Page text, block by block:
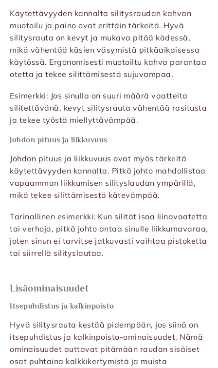
Käytettävyyden kannalta silitysraudan kahvan
muotoilu ja paino ovat erittäin tärkeitä. Hyvä
silitysrauta on kevyt ja mukava pitää kädessä,
mikä vähentää käsien väsymistä pitkäaikaisessa
käytössä. Ergonomisesti muotoiltu kahva parantaa
otetta ja tekee silittämisestä sujuvampaa.
Esimerkki: Jos sinulla on suuri määrä vaatteita
silitettävänä, kevyt silitysrauta vähentää rasitusta
ja tekee työstä miellyttävämpää.
Johdon pituus ja liikkuvuus
Johdon pituus ja liikkuvuus ovat myös tärkeitä
käytettävyyden kannalta. Pitkä johto mahdollistaa
vapaamman liikkumisen silityslaudan ympärillä,
mikä tekee silittämisestä kätevämpää.
Tarinallinen esimerkki: Kun silität isoa liinavaatetta
tai verhoja, pitkä johto antaa sinulle liikkumavaraa,
joten sinun ei tarvitse jatkuvasti vaihtaa pistoketta
tai siirrellä silityslautaa.
Lisäominaisuudet
Itsepuhdistus ja kalkinpoisto
Hyvä silitysrauta kestää pidempään, jos siinä on
itsepuhdistus ja kalkinpoisto-ominaisuudet. Nämä
ominaisuudet auttavat pitämään raudan sisäiset
osat puhtaina kalkkikertymistä ja muista